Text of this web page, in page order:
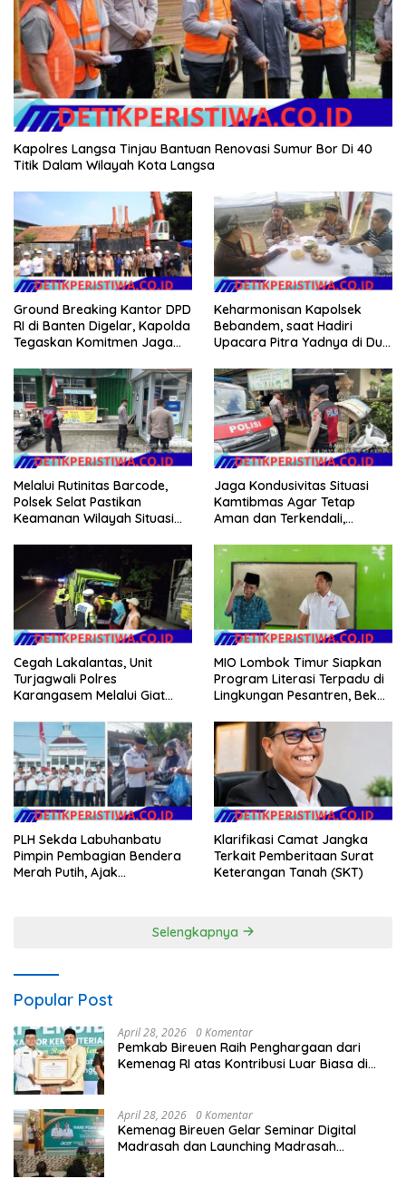
Kapolres Langsa Tinjau Bantuan Renovasi Sumur Bor Di 40
Titik Dalam Wilayah Kota Langsa
Ground Breaking Kantor DPD
RI di Banten Digelar, Kapolda
Tegaskan Komitmen Jaga
Keharmonisan Kapolsek
Bebandem, saat Hadiri
Upacara Pitra Yadnya di Dua
Melalui Rutinitas Barcode,
Polsek Selat Pastikan
Keamanan Wilayah Situasi
Jaga Kondusivitas Situasi
Kamtibmas Agar Tetap
Aman dan Terkendali,
Gelar Patroli Dialogis
Cegah Lakalantas, Unit
Turjagwali Polres
Karangasem Melalui Giat
Himbauan Tidak Parkir Truk
Sembarangan di Kawasan
Wisata
MIO Lombok Timur Siapkan
Program Literasi Terpadu di
Lingkungan Pesantren, Bekali
PLH Sekda Labuhanbatu
Pimpin Pembagian Bendera
Merah Putih, Ajak
Klarifikasi Camat Jangka
Terkait Pemberitaan Surat
Keterangan Tanah (SKT)
Selengkapnya
Popular Post
April 28, 2026 0 Komentar
Pemkab Bireuen Raih Penghargaan dari
Kemenag RI atas Kontribusi Luar Biasa di
April 28, 2026 0 Komentar
Kemenag Bireuen Gelar Seminar Digital
Madrasah dan Launching Madrasah